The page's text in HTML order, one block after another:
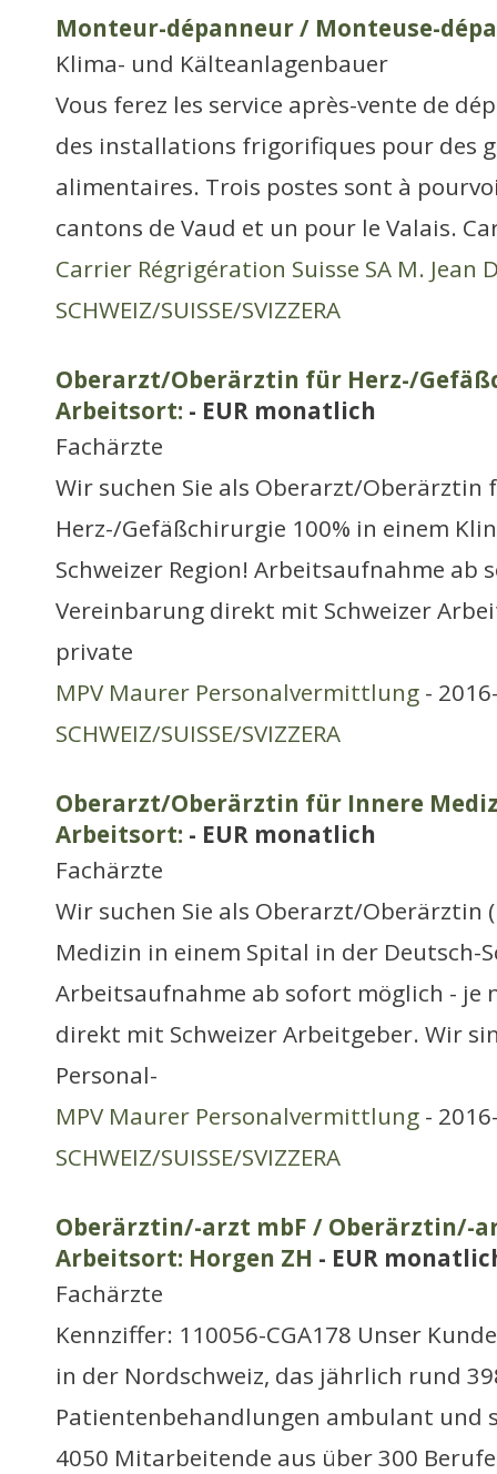
Monteur-dépanneur / Monteuse-
Klima- und Kälteanlagenbauer
Vous ferez les service après-vente de
des installations frigorifiques pour des
alimentaires. Trois postes sont à
cantons de Vaud et un pour le Valais.
Carrier Régrigération Suisse SA M. Jean
SCHWEIZ/SUISSE/SVIZZERA
Oberarzt/Oberärztin für Herz-/
Arbeitsort: - EUR monatlich
Fachärzte
Wir suchen Sie als Oberarzt/Oberärztin
Herz-/Gefäßchirurgie 100% in einem
Schweizer Region! Arbeitsaufnahme ab
Vereinbarung direkt mit Schweizer
private
MPV Maurer Personalvermittlung -
SCHWEIZ/SUISSE/SVIZZERA
Oberarzt/Oberärztin für Innere
Arbeitsort: - EUR monatlich
Fachärzte
Wir suchen Sie als Oberarzt/Oberärztin
Medizin in einem Spital in der Deutsch-
Arbeitsaufnahme ab sofort möglich - je
direkt mit Schweizer Arbeitgeber. Wir
Personal-
MPV Maurer Personalvermittlung -
SCHWEIZ/SUISSE/SVIZZERA
Oberärztin/-arzt mbF / Oberärztin/-
Arbeitsort: Horgen ZH - EUR
Fachärzte
Kennziffer: 110056-CGA178 Unser
in der Nordschweiz, das jährlich rund
Patientenbehandlungen ambulant
4050 Mitarbeitende aus über 300